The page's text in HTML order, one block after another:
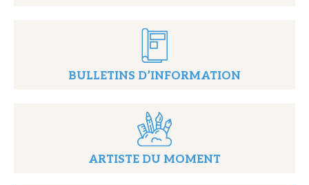
BULLETINS D’INFORMATION
ARTISTE DU MOMENT